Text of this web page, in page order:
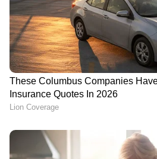
7
Image Credit :Asianet News
റെനോ കിഗർ
10 ലക്ഷം രൂപയിൽ താഴെ
ഓട്ടോമാറ്റിക് ഓപ്ഷനുകൾ